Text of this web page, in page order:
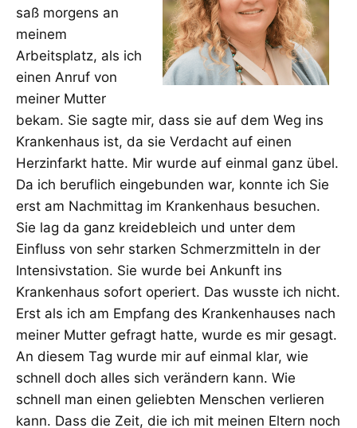
saß morgens an
meinem
Arbeitsplatz, als ich
einen Anruf von
meiner Mutter
bekam. Sie sagte mir, dass sie auf dem Weg ins
Krankenhaus ist, da sie Verdacht auf einen
Herzinfarkt hatte. Mir wurde auf einmal ganz übel.
Da ich beruflich eingebunden war, konnte ich Sie
erst am Nachmittag im Krankenhaus besuchen.
Sie lag da ganz kreidebleich und unter dem
Einfluss von sehr starken Schmerzmitteln in der
Intensivstation. Sie wurde bei Ankunft ins
Krankenhaus sofort operiert. Das wusste ich nicht.
Erst als ich am Empfang des Krankenhauses nach
meiner Mutter gefragt hatte, wurde es mir gesagt.
An diesem Tag wurde mir auf einmal klar, wie
schnell doch alles sich verändern kann. Wie
schnell man einen geliebten Menschen verlieren
kann. Dass die Zeit, die ich mit meinen Eltern noch